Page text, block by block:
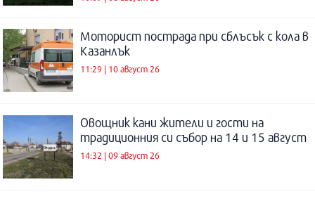
Моторист пострада при сблъсък с кола в
Казанлък
11:29 | 10 август 26
Овощник кани жители и гости на
традиционния си събор на 14 и 15 август
14:32 | 09 август 26